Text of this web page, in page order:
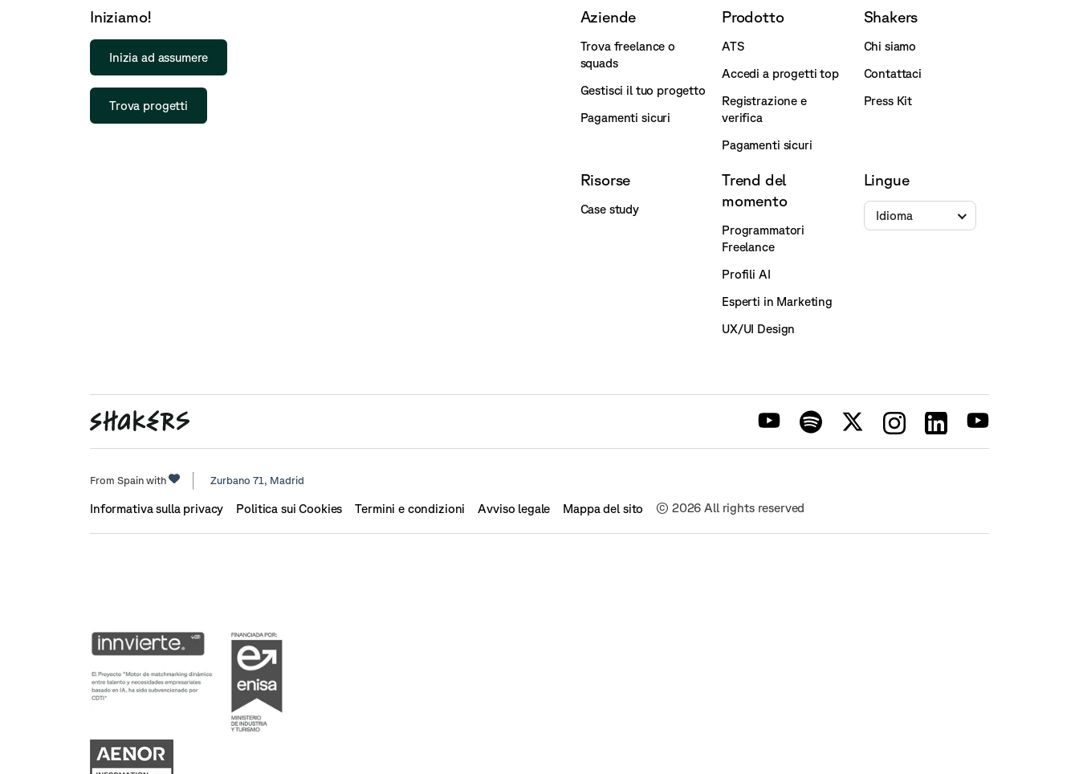
Iniziamo!
Inizia ad assumere
Trova progetti
Aziende
Trova freelance o
squads
Gestisci il tuo progetto
Pagamenti sicuri
Prodotto
ATS
Accedi a progetti top
Registrazione e
verifica
Pagamenti sicuri
Shakers
Chi siamo
Contattaci
Press Kit
Risorse
Case study
Trend del
momento
Programmatori
Freelance
Profili AI
Esperti in Marketing
UX/UI Design
Lingue
Idioma
From Spain with Zurbano 71, Madrid
Informativa sulla privacy Politica sui Cookies Termini e condizioni Avviso legale Mappa del sito © 2026 All rights reserved